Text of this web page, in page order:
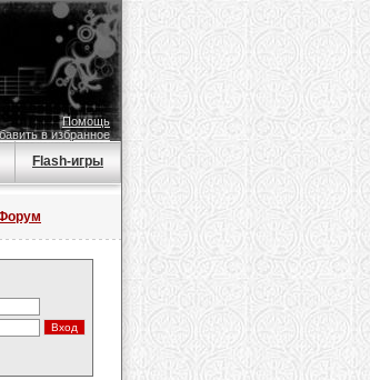
Помощь
в избранное
Flash-игры